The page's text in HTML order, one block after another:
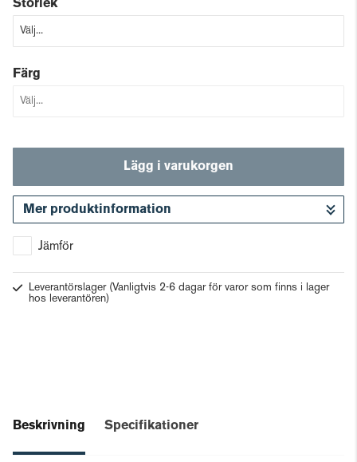
Storlek
Färg
Lägg i varukorgen
Mer produktinformation
Jämför
Leverantörslager (Vanligtvis 2-6 dagar för varor som finns i lager
hos leverantören)
Beskrivning Specifikationer